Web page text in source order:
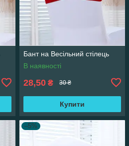
Бант на Весільний стілець
В наявності
28,50 ₴ 30 ₴
Купити
–5%